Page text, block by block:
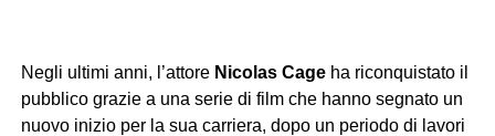
Negli ultimi anni, l’attore Nicolas Cageha riconquistato il
pubblico grazie a una serie di film che hanno segnato un
nuovo inizio per la sua carriera, dopo un periodo di lavori